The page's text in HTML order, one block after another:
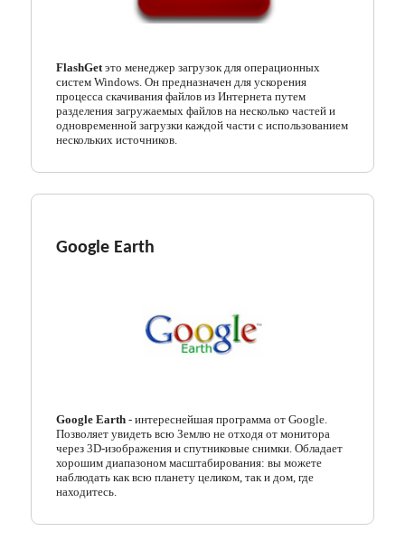
FlashGetэто менеджер загрузок для операционных
систем Windows. Он предназначен для ускорения
процесса скачивания файлов из Интернета путем
разделения загружаемых файлов на несколько частей и
одновременной загрузки каждой части с использованием
нескольких источников.
Google Earth
Google Earth- интереснейшая программа от Google.
Позволяет увидеть всю Землю не отходя от монитора
через 3D-изображения и спутниковые снимки. Обладает
хорошим диапазоном масштабирования: вы можете
наблюдать как всю планету целиком, так и дом, где
находитесь.